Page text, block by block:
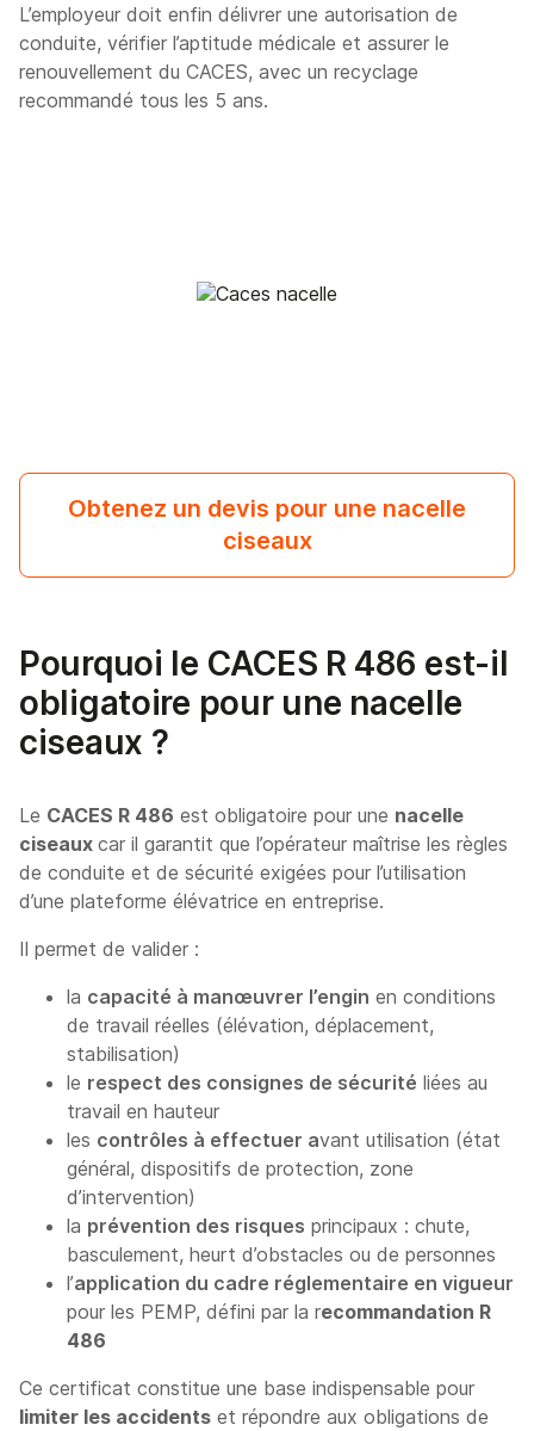
L’employeur doit enfin délivrer une autorisation de
conduite, vérifier l’aptitude médicale et assurer le
renouvellement du CACES, avec un recyclage
recommandé tous les 5 ans.
Obtenez un devis pour une nacelle
ciseaux
Pourquoi le CACES R 486 est-il
obligatoire pour une nacelle
ciseaux ?
Le CACES R 486 est obligatoire pour une nacelle
ciseaux car il garantit que l’opérateur maîtrise les règles
de conduite et de sécurité exigées pour l’utilisation
d’une plateforme élévatrice en entreprise.
Il permet de valider :
la capacité à manœuvrer l’engin en conditions
de travail réelles (élévation, déplacement,
stabilisation)
le respect des consignes de sécurité liées au
travail en hauteur
les contrôles à effectuer avant utilisation (état
général, dispositifs de protection, zone
d’intervention)
la prévention des risques principaux : chute,
basculement, heurt d’obstacles ou de personnes
l’application du cadre réglementaire en vigueur
pour les PEMP, défini par la recommandation R
486
Ce certificat constitue une base indispensable pour
limiter les accidents et répondre aux obligations de